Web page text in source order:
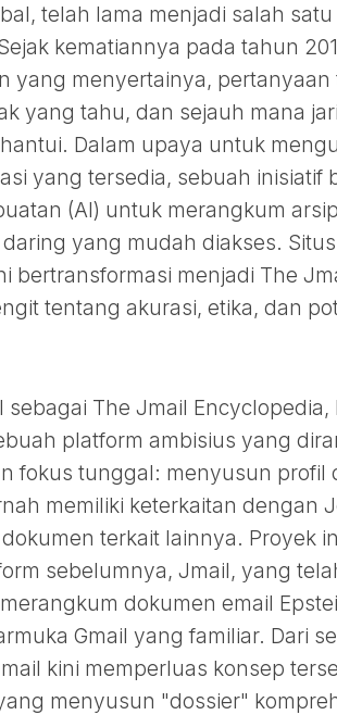
telah lama menjadi salah satu
kematiannya pada tahun
yang menyertainya, pertanyaan
yang tahu, dan sejauh mana
Dalam upaya untuk
yang tersedia, sebuah inisiatif
(AI) untuk merangkum
yang mudah diakses.
bertransformasi menjadi The
tentang akurasi, etika, dan
The Jmail Encyclopedia,
platform ambisius yang
fokus tunggal: menyusun profil
memiliki keterkaitan dengan
terkait lainnya. Proyek
sebelumnya, Jmail, yang
dokumen email
Gmail yang familiar. Dari
kini memperluas konsep
menyusun "dossier"